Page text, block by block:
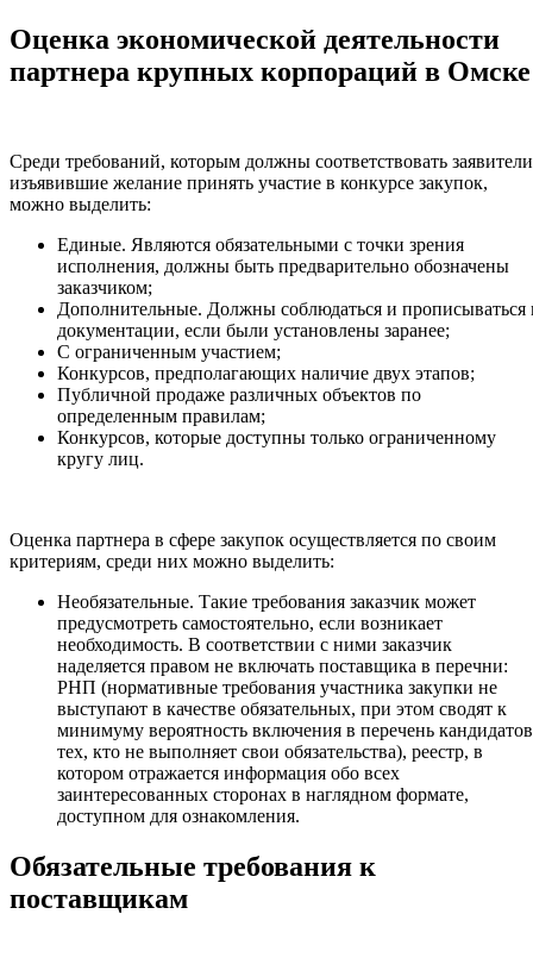
Оценка экономической деятельности
партнера крупных корпораций в Омске
Среди требований, которым должны соответствовать
изъявившие желание принять участие в конкурсе закупок,
можно выделить:
Единые. Являются обязательными с точки зрения
исполнения, должны быть предварительно обозначены
заказчиком;
Дополнительные. Должны соблюдаться и прописываться
документации, если были установлены заранее;
С ограниченным участием;
Конкурсов, предполагающих наличие двух этапов;
Публичной продаже различных объектов по
определенным правилам;
Конкурсов, которые доступны только ограниченному
кругу лиц.
Оценка партнера в сфере закупок осуществляется по своим
критериям, среди них можно выделить:
Необязательные. Такие требования заказчик может
предусмотреть самостоятельно, если возникает
необходимость. В соответствии с ними заказчик
наделяется правом не включать поставщика в перечни:
РНП (нормативные требования участника закупки не
выступают в качестве обязательных, при этом сводят к
минимуму вероятность включения в перечень
тех, кто не выполняет свои обязательства), реестр, в
котором отражается информация обо всех
заинтересованных сторонах в наглядном формате,
доступном для ознакомления.
Обязательные требования к
поставщикам